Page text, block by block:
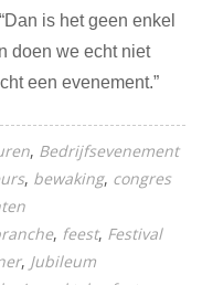
is het geen enkel
doen we echt niet
een evenement.”
Bedrijfsevenement
bewaking congres
feest Festival
Jubileum